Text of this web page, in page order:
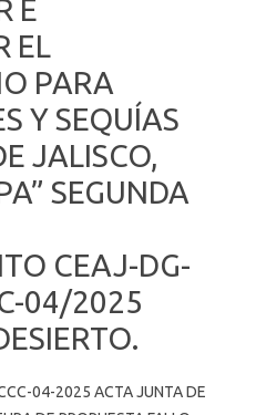
E
EL
PARA
Y SEQUÍAS
JALISCO,
SEGUNDA
CEAJ-DG-
04/2025
04-2025 ACTA JUNTA DE